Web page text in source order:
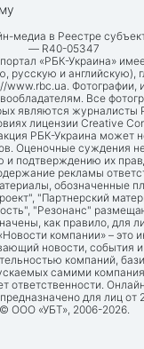
медиа в Реестре
— R40-05347
«РБК-Украина»
русскую и английскую),
www.rbc.ua. Фотографии,
Все
являются журналисты
лицензии Creative
РБК-Украина может
Оценочные суждения
подтверждению их
рекламы
обозначенные
"Партнерский
"Резонанс"
как правило, для
компании» – это
новости, события
компаний,
самими
ответственности.
для лиц от
© ООО «УБТ», 2006-2026.